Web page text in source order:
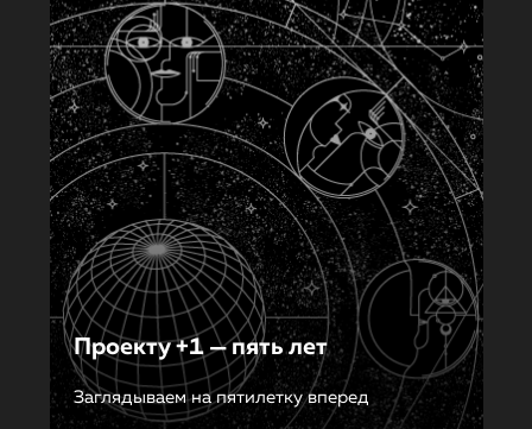
Проекту +1 — пять лет
Заглядываем на пятилетку вперед